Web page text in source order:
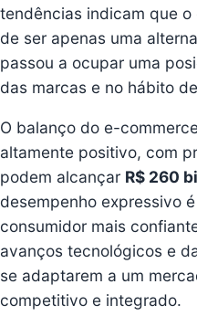
tendências indicam que
de ser apenas uma
passou a ocupar uma
das marcas e no hábito
O balanço do e-
altamente positivo, com
podem alcançar R$ 260
desempenho expressivo
consumidor mais
avanços tecnológicos e
se adaptarem a um
competitivo e integrado.